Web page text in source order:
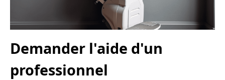
Demander l'aide d'un
professionnel